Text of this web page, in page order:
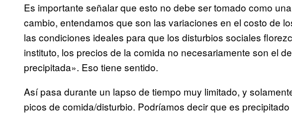
Es importante señalar que esto no debe ser tomado como
cambio, entendamos que son las variaciones en el costo de
las condiciones ideales para que los disturbios sociales
instituto, los precios de la comida no necesariamente son el
precipitada». Eso tiene sentido.
Así pasa durante un lapso de tiempo muy limitado, y
picos de comida/disturbio. Podríamos decir que es